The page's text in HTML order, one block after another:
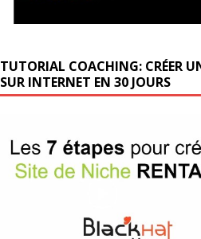
TUTORIAL COACHING: CRÉER
SUR INTERNET EN 30 JOURS